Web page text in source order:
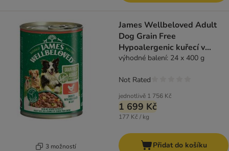
3 možností
James Wellbeloved Adult
Dog Grain Free
Hypoalergenic kuřecí v
paštice
výhodné balení: 24 x 400 g
jednotlivě 1 756 Kč
1 699 Kč
177 Kč / kg
Not Rated
Přidat do košíku